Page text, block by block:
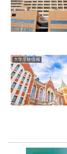
大学受験情報